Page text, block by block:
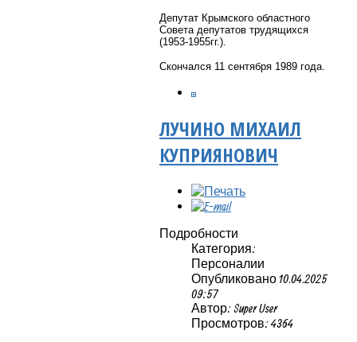
Депутат Крымского областного
Совета депутатов трудящихся
(1953-1955гг.).
Скончался 11 сентября 1989 года.
ЛУЧИНО МИХАИЛ
КУПРИЯНОВИЧ
Подробности
Категория:
Персоналии
Опубликовано 10.04.2025
09:57
Автор: Super User
Просмотров: 4364